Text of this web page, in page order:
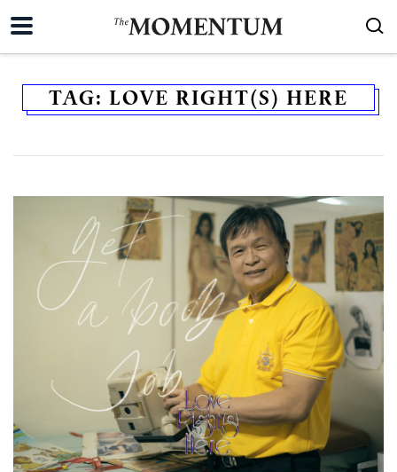
TAG: LOVE RIGHT(S) HERE